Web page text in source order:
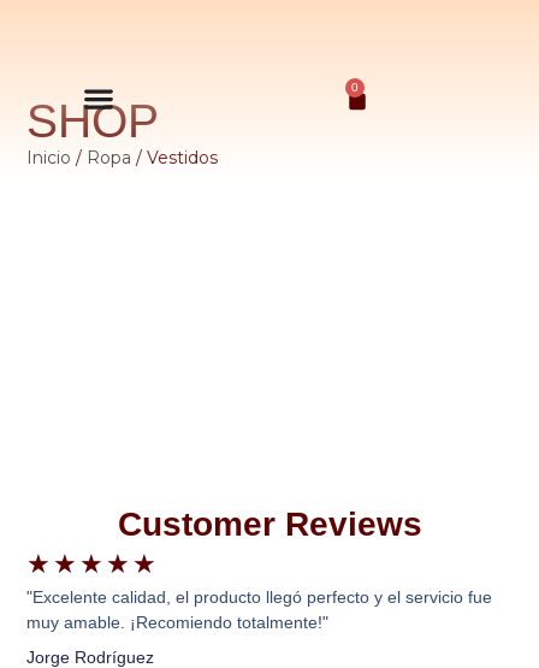
0
SHOP
Inicio / Ropa / Vestidos
Customer Reviews
★ ★ ★ ★ ★
"Excelente calidad, el producto llegó perfecto y el servicio fue
muy amable. ¡Recomiendo totalmente!"
Jorge Rodríguez